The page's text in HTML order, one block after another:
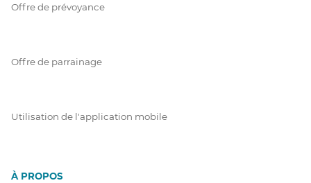
Offre de prévoyance
Offre de parrainage
Utilisation de l'application mobile
À PROPOS